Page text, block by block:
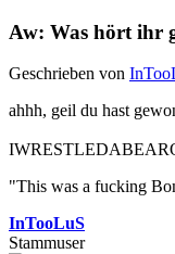
Aw: Was hört ihr
Geschrieben von
ahhh, geil du hast
"This was a fucking
InTooLuS
Stammuser